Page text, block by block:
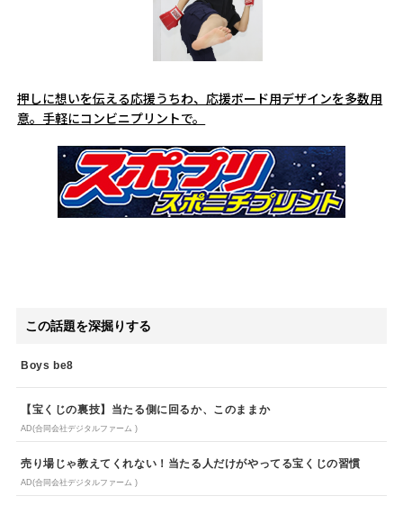
押しに想いを伝える応援うちわ、応援ボード用デザインを多数用
意。手軽にコンビニプリントで。
この話題を深掘りする
Boys be8
【宝くじの裏技】当たる側に回るか、このままか
AD(合同会社デジタルファーム )
売り場じゃ教えてくれない！当たる人だけがやってる宝くじの習慣
AD(合同会社デジタルファーム )